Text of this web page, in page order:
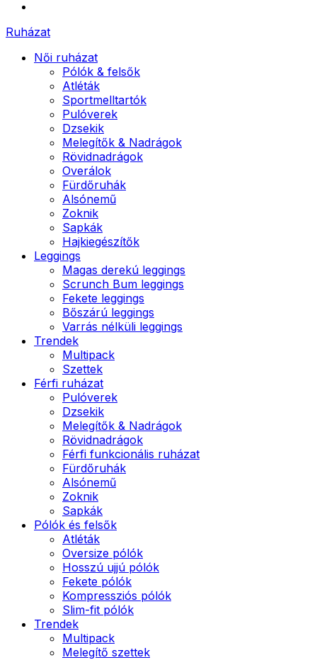
Ruházat
Női ruházat
Pólók & felsők
Atléták
Sportmelltartók
Pulóverek
Dzsekik
Melegítők & Nadrágok
Rövidnadrágok
Overálok
Fürdőruhák
Alsónemű
Zoknik
Sapkák
Hajkiegészítők
Leggings
Magas derekú leggings
Scrunch Bum leggings
Fekete leggings
Bőszárú leggings
Varrás nélküli leggings
Trendek
Multipack
Szettek
Férfi ruházat
Pulóverek
Dzsekik
Melegítők & Nadrágok
Rövidnadrágok
Férfi funkcionális ruházat
Fürdőruhák
Alsónemű
Zoknik
Sapkák
Pólók és felsők
Atléták
Oversize pólók
Hosszú ujjú pólók
Fekete pólók
Kompressziós pólók
Slim-fit pólók
Trendek
Multipack
Melegítő szettek